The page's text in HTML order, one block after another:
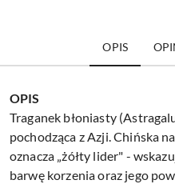
OPIS
OPIS
Traganek błoniasty
pochodząca z Azji. Chińska
oznacza „żółty lider" -
barwę korzenia oraz jego